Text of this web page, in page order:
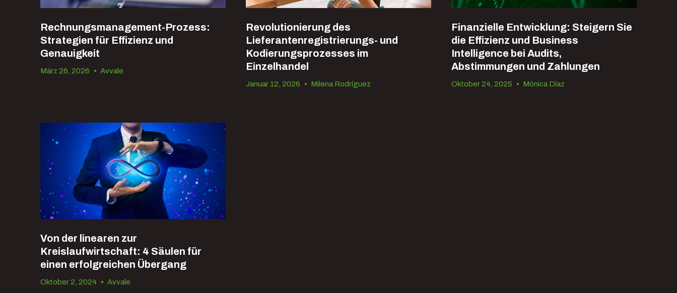
Rechnungsmanagement-Prozess:
Strategien für Effizienz und
Genauigkeit
März 26, 2026 • Avvale
Revolutionierung des
Lieferantenregistrierungs- und
Kodierungsprozesses im
Einzelhandel
Januar 12, 2026 • Milena Rodríguez
Finanzielle Entwicklung: Steigern Sie
die Effizienz und Business
Intelligence bei Audits,
Abstimmungen und Zahlungen
Oktober 24, 2025 • Mónica Díaz
Von der linearen zur
Kreislaufwirtschaft: 4 Säulen für
einen erfolgreichen Übergang
Oktober 2, 2024 • Avvale